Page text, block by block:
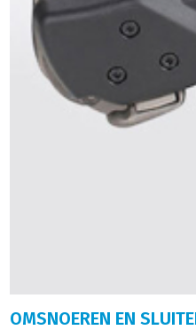
OMSNOEREN EN